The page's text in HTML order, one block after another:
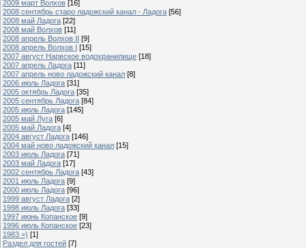
2009 март Волхов [16]
2008 сентябрь старо ладожский канал - Ладога [56]
2008 май Ладога [22]
2008 май Волхов [11]
2008 апрель Волхов II [9]
2008 апрель Волхов I [15]
2007 август Нарвское водохранилище [18]
2007 апрель Ладога [11]
2007 апрель ново ладожский канал [8]
2006 июль Ладога [31]
2005 октябрь Ладога [35]
2005 сентябрь Ладога [84]
2005 июль Ладога [145]
2005 май Луга [6]
2005 май Ладога [4]
2004 август Ладога [146]
2004 май ново ладожский канал [15]
2003 июль Ладога [71]
2003 май Ладога [17]
2002 сентябрь Ладога [43]
2001 июль Ладога [9]
2000 июль Ладога [96]
1999 август Ладога [2]
1998 июль Ладога [33]
1997 июнь Копанское [9]
1996 июль Копанское [23]
1983 =) [1]
Раздел для гостей [7]